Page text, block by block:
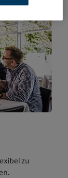
zu